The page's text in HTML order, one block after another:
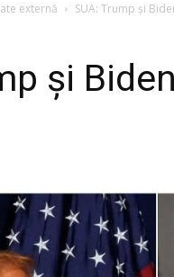
externă SUA: Trump şi
şi